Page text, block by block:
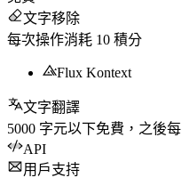
文字移除
每次操作消耗 10 積分
Flux Kontext
文字翻譯
5000 字元以下免費，之後每
API
用戶支持